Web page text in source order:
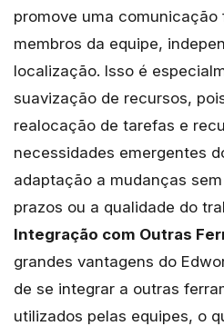
promove uma comunicação
membros da equipe,
localização. Isso é
suavização de recursos,
realocação de tarefas e
necessidades emergentes
adaptação a mudanças
prazos ou a qualidade do
Integração com Outras
grandes vantagens do
de se integrar a outras
utilizados pelas equipes, o